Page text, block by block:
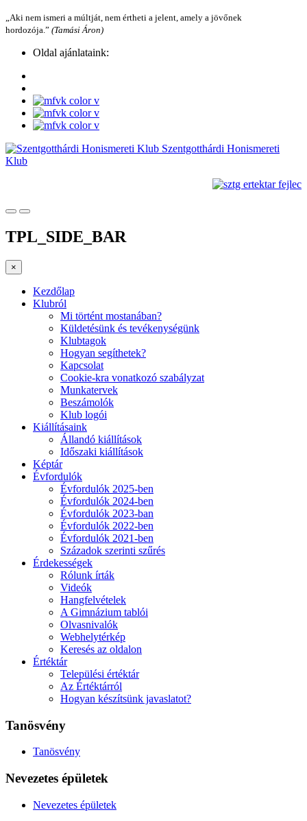
„Aki nem ismeri a múltját, nem értheti a jelent, amely a jövőnek
hordozója.” (Tamási Áron)
Oldal ajánlataink:
Szentgotthárdi Honismereti
Klub
TPL_SIDE_BAR
×
Kezdőlap
Klubról
Mi történt mostanában?
Küldetésünk és tevékenységünk
Klubtagok
Hogyan segíthetek?
Kapcsolat
Cookie-kra vonatkozó szabályzat
Munkatervek
Beszámolók
Klub logói
Kiállításaink
Állandó kiállítások
Időszaki kiállítások
Képtár
Évfordulók
Évfordulók 2025-ben
Évfordulók 2024-ben
Évfordulók 2023-ban
Évfordulók 2022-ben
Évfordulók 2021-ben
Századok szerinti szűrés
Érdekességek
Rólunk írták
Videók
Hangfelvételek
A Gimnázium tablói
Olvasnivalók
Webhelytérkép
Keresés az oldalon
Értéktár
Települési értéktár
Az Értéktárról
Hogyan készítsünk javaslatot?
Tanösvény
Tanösvény
Nevezetes épületek
Nevezetes épületek